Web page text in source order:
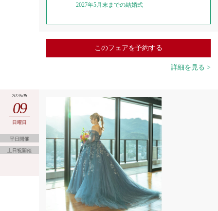
2027年5月末までの結婚式
このフェアを予約する
詳細を見る >
202608
09
日曜日
平日開催
土日祝開催